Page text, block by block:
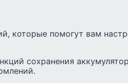
которые помогут вам
сохранения